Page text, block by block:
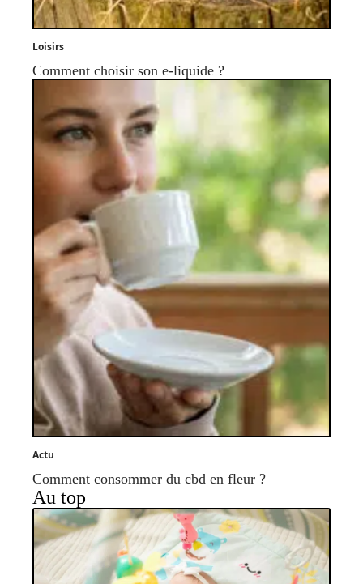
Loisirs
Comment choisir son e-liquide ?
Actu
Comment consommer du cbd en fleur ?
Au top